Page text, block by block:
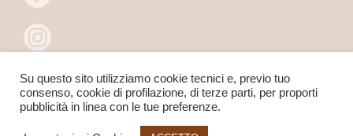
Su questo sito utilizziamo cookie tecnici e, previo tuo
consenso, cookie di profilazione, di terze parti, per proporti
pubblicità in linea con le tue preferenze.